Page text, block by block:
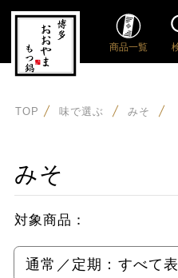
商品一覧
TOP 味で選ぶ みそ
みそ
対象商品：
通常／定期： すべて